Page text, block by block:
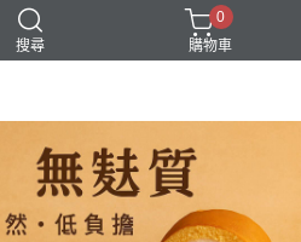
搜尋
#低醣蛋糕
#無醣無麩質甜點
0
購物車